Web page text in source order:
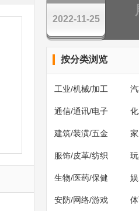
2022-11-25
按分类浏览
工业/机械/加工
通信/通讯/电子
建筑/装潢/五金
服饰/皮革/纺织
生物/医药/保健
安防/网络/游戏